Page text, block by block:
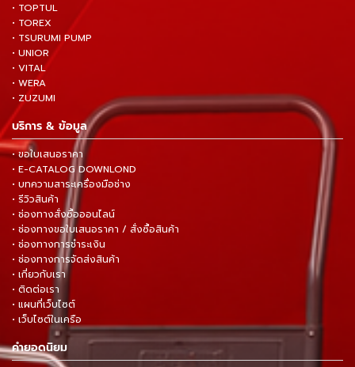
• TOPTUL
• TOREX
• TSURUMI PUMP
• UNIOR
• VITAL
• WERA
• ZUZUMI
บริการ & ข้อมูล
• ขอใบเสนอราคา
• E-CATALOG DOWNLOND
• บทความสาระเครื่องมือช่าง
• รีวิวสินค้า
• ช่องทางสั่งซื้อออนไลน์
• ช่องทางขอใบเสนอราคา / สั่งซื้อสินค้า
• ช่องทางการชำระเงิน
• ช่องทางการจัดส่งสินค้า
• เกี่ยวกับเรา
• ติดต่อเรา
• แผนที่เว็บไซต์
• เว็บไซต์ในเครือ
คำยอดนิยม